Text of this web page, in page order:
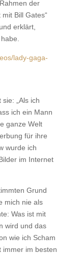
der
Bill Gates“
erklärt,
lady-gaga-
„Als ich
ich ein Mann
ganze Welt
für ihre
wurde ich
im Internet
Grund
mich nie als
Was ist mit
wird und das
wie ich Scham
immer im besten